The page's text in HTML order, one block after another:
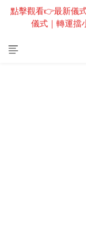
點擊觀看👉最新儀
情定善緣桃
點擊觀看👉最新儀
儀式｜轉運擋
點擊觀看👉最新儀